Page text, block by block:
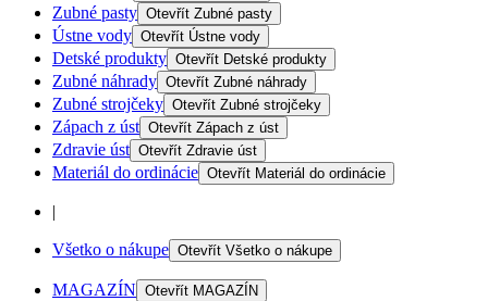
Zubné pasty Otevřít Zubné pasty
Ústne vody Otevřít Ústne vody
Detské produkty Otevřít Detské produkty
Zubné náhrady Otevřít Zubné náhrady
Zubné strojčeky Otevřít Zubné strojčeky
Zápach z úst Otevřít Zápach z úst
Zdravie úst Otevřít Zdravie úst
Materiál do ordinácie Otevřít Materiál do ordinácie
|
Všetko o nákupe Otevřít Všetko o nákupe
MAGAZÍN Otevřít MAGAZÍN